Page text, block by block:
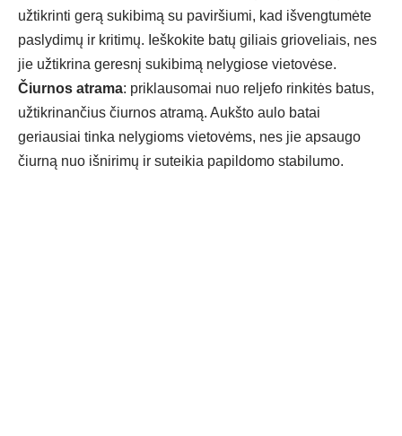
užtikrinti gerą sukibimą su paviršiumi, kad išvengtumėte
paslydimų ir kritimų. Ieškokite batų giliais grioveliais, nes
jie užtikrina geresnį sukibimą nelygiose vietovėse.
Čiurnos atrama: priklausomai nuo reljefo rinkitės batus,
užtikrinančius čiurnos atramą. Aukšto aulo batai
geriausiai tinka nelygioms vietovėms, nes jie apsaugo
čiurną nuo išnirimų ir suteikia papildomo stabilumo.